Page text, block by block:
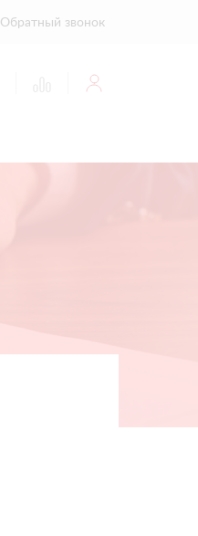
Обратный звонок